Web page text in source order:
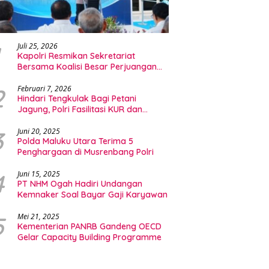
Juli 25, 2026
Kapolri Resmikan Sekretariat
Bersama Koalisi Besar Perjuangan
Februari 7, 2026
Hindari Tengkulak Bagi Petani
Jagung, Polri Fasilitasi KUR dan
Juni 20, 2025
Polda Maluku Utara Terima 5
Penghargaan di Musrenbang Polri
Juni 15, 2025
PT NHM Ogah Hadiri Undangan
Kemnaker Soal Bayar Gaji Karyawan
Mei 21, 2025
Kementerian PANRB Gandeng OECD
Gelar Capacity Building Programme